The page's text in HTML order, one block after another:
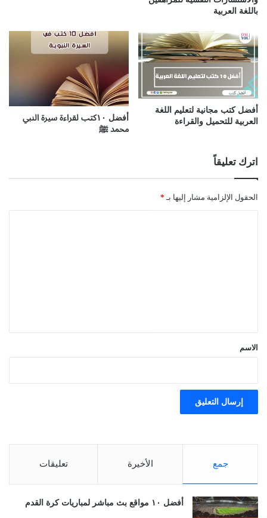
باللغة العربية
أفضل كتب مجانية لتعليم اللغة
العربية للتحميل والقراءة
أفضل ١٠كتب لقراءة سيرة النبي
محمد ﷺ
اترك تعليقاً
الحقول الإلزامية مشار إليها بـ *
*الاسم
جمع الأخيرة تعليقات
أفضل ١٠ مواقع بث مباشر لمباريات كرة القدم